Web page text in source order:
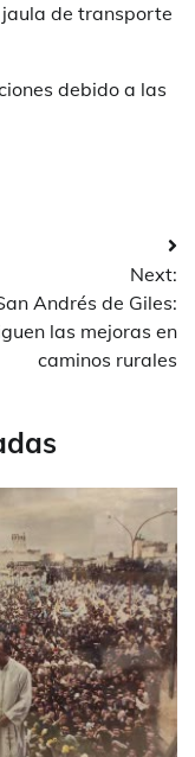
jaula de transporte
debido a las
Next:
Andrés de Giles:
las mejoras en
caminos rurales